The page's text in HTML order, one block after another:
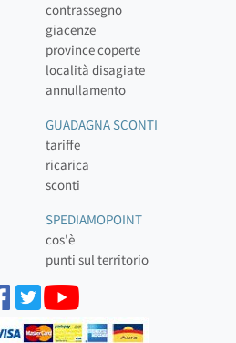
contrassegno
giacenze
province coperte
località disagiate
annullamento
GUADAGNA SCONTI
tariffe
ricarica
sconti
SPEDIAMOPOINT
cos'è
punti sul territorio